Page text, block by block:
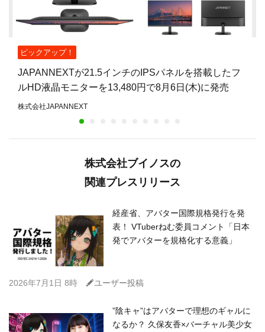
ピックアップ！
JAPANNEXTが21.5インチのIPSパネルを搭載したフ
ルHD液晶モニターを13,480円で8月6日(木)に発売
株式会社JAPANNEXT
株式会社ブイノスの
関連プレスリリース
経産省、アバター国際規格発行を発
表！ VTuberねむ委員コメント「日本
発でアバターを規格化する意義」
2026年7月1日 8時 Cユーザー投稿
”陰キャ”はアバターで理想のギャルに
なるか？ 久保友香×バーチャル美少女